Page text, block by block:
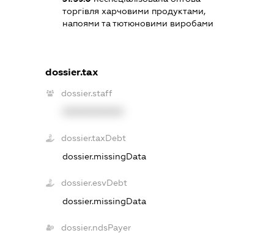
торгівля харчовими продуктами,
напоями та тютюновими виробами
dossier.tax
dossier.staff
dossier.taxDebt
dossier.missingData
dossier.esvDebt
dossier.missingData
dossier.ndsPayer